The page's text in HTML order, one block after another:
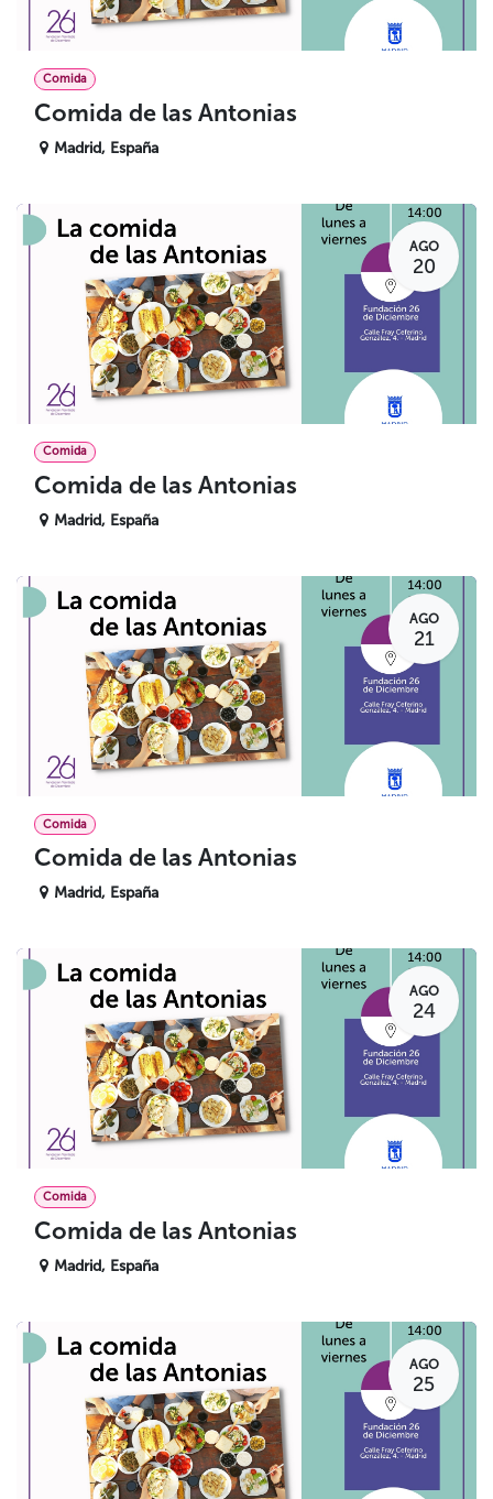
Comida
Comida de las Antonias
Madrid, España
AGO
20
Comida
Comida de las Antonias
Madrid, España
AGO
21
Comida
Comida de las Antonias
Madrid, España
AGO
24
Comida
Comida de las Antonias
Madrid, España
AGO
25